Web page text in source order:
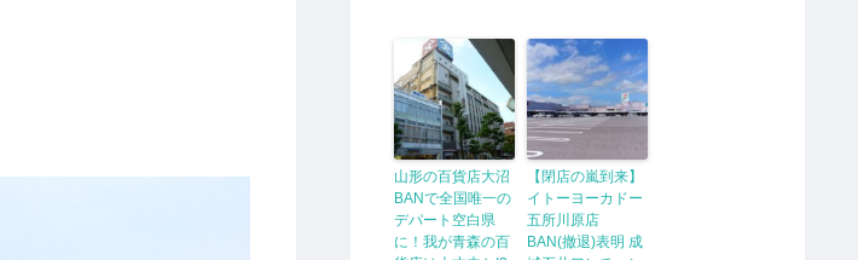
山形の百貨店大沼
BANで全国唯一の
デパート空白県
に！我が青森の百
【閉店の嵐到来】
イトーヨーカドー
五所川原店
BAN(撤退)表明 成